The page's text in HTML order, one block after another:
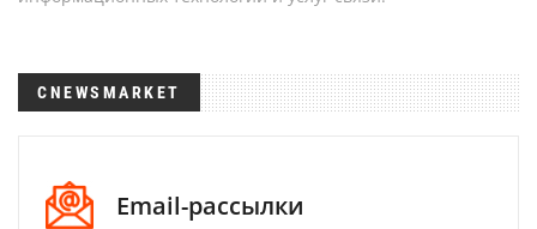
CNEWSMARKET
Email-рассылки